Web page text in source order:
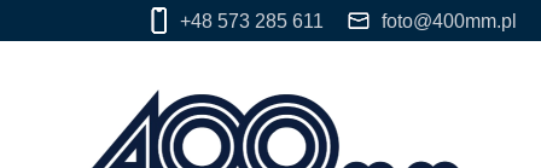
+48 573 285 611 foto@400mm.pl